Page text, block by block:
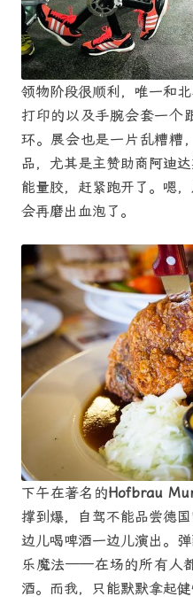
领物阶段很顺利，唯一和
打印的以及手腕会套一个
环。展会也是一片乱糟糟
品，尤其是主赞助商阿迪
能量胶，赶紧跑开了。嗯，
会再磨出血泡了。
下午在著名的Hofbrau
撑到爆，自驾不能品尝德
边儿喝啤酒一边儿演出。
乐魔法——在场的所有人
酒。而我，只能默默拿起健